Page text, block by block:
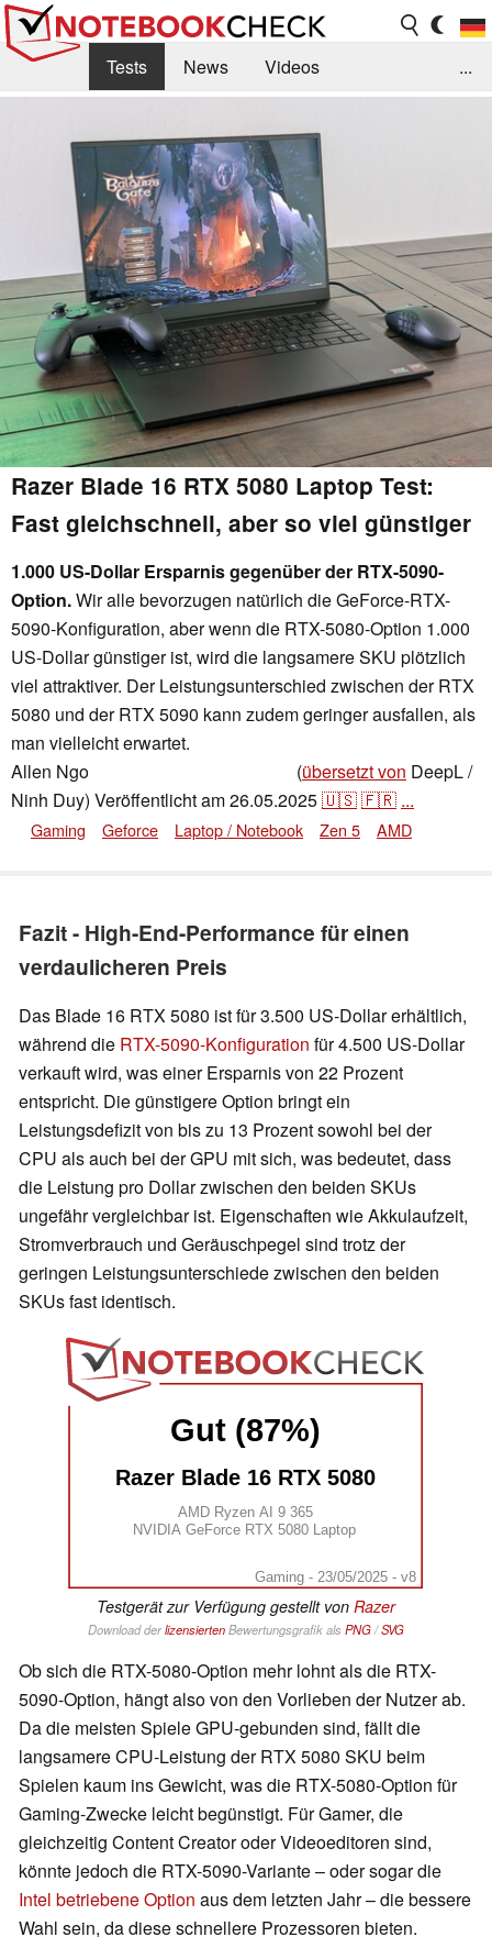
Tests News
Videos
Kaufberatung
Deals Suche
...
Razer Blade 16 RTX 5080 Laptop Test:
Fast gleichschnell, aber so viel günstiger
1.000 US-Dollar Ersparnis gegenüber der RTX-5090-
Option.Wir alle bevorzugen natürlich die GeForce-RTX-
5090-Konfiguration, aber wenn die RTX-5080-Option 1.000
US-Dollar günstiger ist, wird die langsamere SKU plötzlich
viel attraktiver. Der Leistungsunterschied zwischen der RTX
5080 und der RTX 5090 kann zudem geringer ausfallen, als
man vielleicht erwartet.
Allen Ngo
(übersetzt von DeepL /
Ninh Duy) Veröffentlicht am26.05.2025🇺🇸🇫🇷 ...
Gaming Geforce Laptop / Notebook Zen 5 AMD
Fazit - High-End-Performance für einen
verdaulicheren Preis
Das Blade 16 RTX 5080 ist für 3.500 US-Dollar erhältlich,
während die RTX-5090-Konfiguration für 4.500 US-Dollar
verkauft wird, was einer Ersparnis von 22 Prozent
entspricht. Die günstigere Option bringt ein
Leistungsdefizit von bis zu 13 Prozent sowohl bei der
CPU als auch bei der GPU mit sich, was bedeutet, dass
die Leistung pro Dollar zwischen den beiden SKUs
ungefähr vergleichbar ist. Eigenschaften wie Akkulaufzeit,
Stromverbrauch und Geräuschpegel sind trotz der
geringen Leistungsunterschiede zwischen den beiden
SKUs fast identisch.
Gut (87%)
Razer Blade 16 RTX 5080
AMD Ryzen AI 9 365
NVIDIA GeForce RTX 5080 Laptop
Gaming - 23/05/2025 - v8
Testgerät zur Verfügung gestellt von Razer
Download derlizensiertenBewertungsgrafik als PNG/SVG
Ob sich die RTX-5080-Option mehr lohnt als die RTX-
5090-Option, hängt also von den Vorlieben der Nutzer ab.
Da die meisten Spiele GPU-gebunden sind, fällt die
langsamere CPU-Leistung der RTX 5080 SKU beim
Spielen kaum ins Gewicht, was die RTX-5080-Option für
Gaming-Zwecke leicht begünstigt. Für Gamer, die
gleichzeitig Content Creator oder Videoeditoren sind,
könnte jedoch die RTX-5090-Variante – oder sogar die
Intel betriebene Option aus dem letzten Jahr – die bessere
Wahl sein, da diese schnellere Prozessoren bieten.